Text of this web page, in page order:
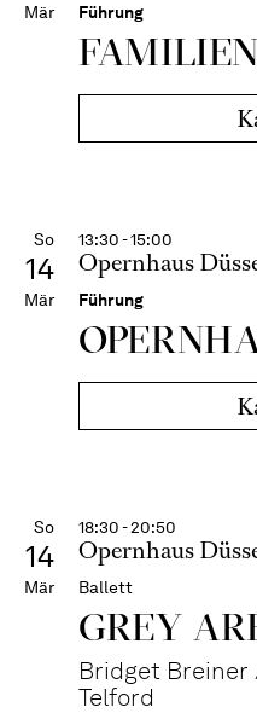
Mär Führung
So
14
Mär
13:30 - 15:00
Opernhaus
Führung
So
14
Mär
18:30 - 20:50
Opernhaus
Ballett
GREY
Bridget Breiner
Telford